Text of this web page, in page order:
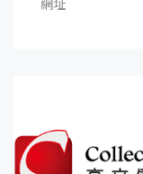
網址